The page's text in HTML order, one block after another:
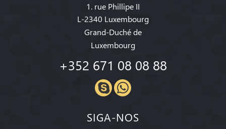
1. rue Phillipe II
L-2340 Luxembourg
Grand-Duché de
Luxembourg
+352 671 08 08 88
SIGA-NOS